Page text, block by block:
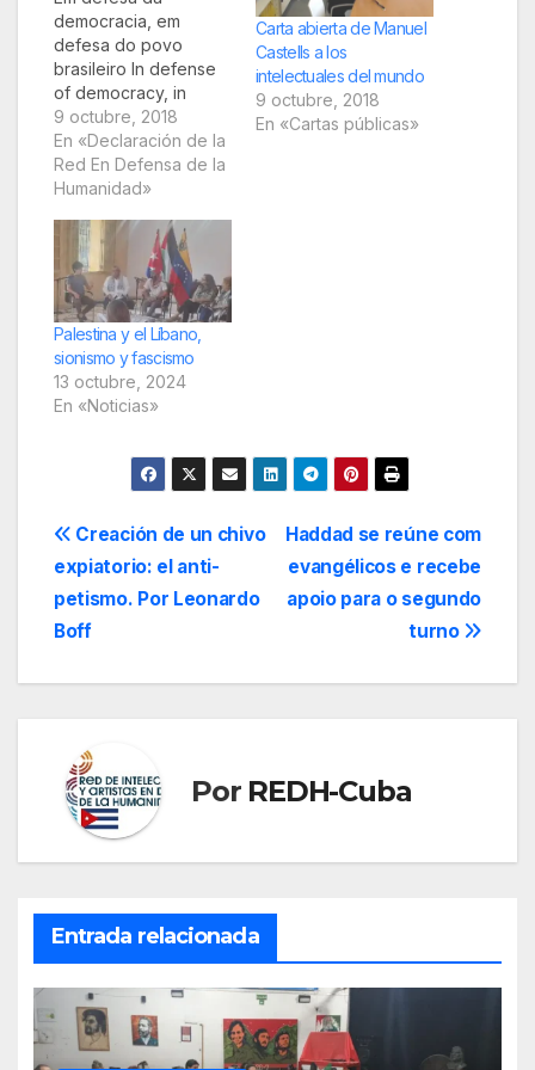
democracia, em
defesa do povo
brasileiro In defense
of democracy, in
defense of the
brazilian people
Desde la Red de
Intelectuales, Artistas
Sociales en Defensa
de la Humanidad
asistimos con gran
preocupación a los
acontecimientos
políticos que vienen
sucediendo en Brasil.
Denunciamos en su
9 octubre, 2018
En «Declaración de la
Red En Defensa de la
Humanidad»
Carta abierta de Manuel
Castells a los
intelectuales del mundo
9 octubre, 2018
En «Cartas públicas»
Palestina y el Líbano,
sionismo y fascismo
13 octubre, 2024
En «Noticias»
Navegación
de
entradas
Haddad se reúne com
evangélicos e recebe
apoio para o segundo
turno
Creación de un chivo
expiatorio: el anti-
petismo. Por Leonardo
Boff
Por REDH-Cuba
Entrada relacionada